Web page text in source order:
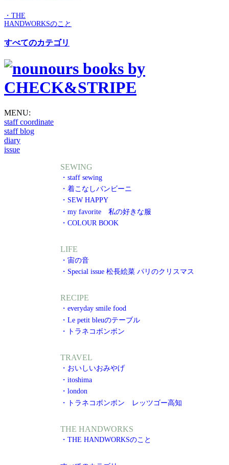
・THE
HANDWORKSのこと
すべてのカテゴリ
MENU:
staff coordinate
staff blog
diary
issue
SEWING
・staff sewing
・着こなしバンビーニ
・SEW HAPPY
・my favorite 私の好きな服
・COLOUR BOOK
LIFE
・宙の音
・Special issue 松長絵菜 パリのクリスマス
RECIPE
・everyday smile food
・Le petit bleuのテーブル
・トラネコボンボン
TRAVEL
・おいしいおみやげ
・itoshima
・london
・トラネコボンボン レッツゴー高知
THE HANDWORKS
・THE HANDWORKSのこと